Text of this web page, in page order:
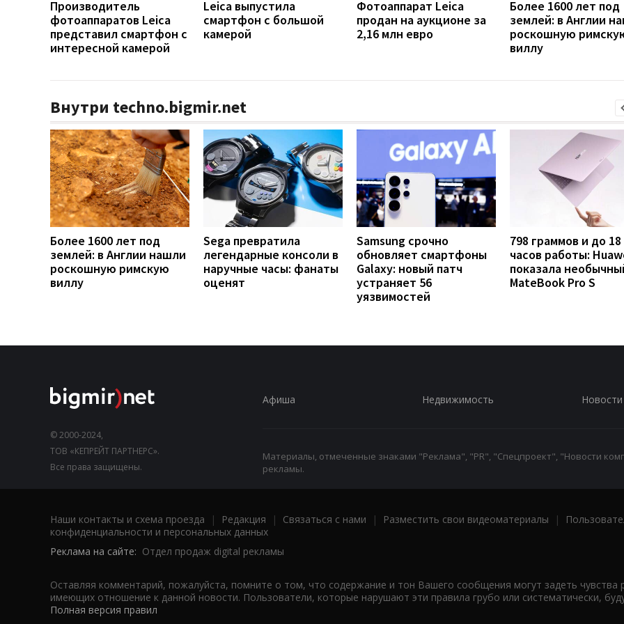
Производитель
фотоаппаратов Leica
представил смартфон с
интересной камерой
Leica выпустила
смартфон с большой
камерой
Фотоаппарат Leica
продан на аукционе за
2,16 млн евро
Более 1600 лет под
землей: в Англии
роскошную
виллу
Внутри techno.bigmir.net
Более 1600 лет под
землей: в Англии нашли
роскошную римскую
виллу
Sega превратила
легендарные консоли в
наручные часы: фанаты
оценят
Samsung срочно
обновляет смартфоны
Galaxy: новый патч
устраняет 56
уязвимостей
798 граммов и до 18
часов работы:
показала
MateBook Pro S
© 2000-2024,
ТОВ «КЕПРЕЙТ ПАРТНЕРС».
Все права защищены.
Афиша Недвижимость Новости
Материалы, отмеченные знаками "Реклама", "PR", "Спецпроект", "Новости
рекламы.
Наши контакты и схема проезда | Редакция | Связаться с нами | Разместить свои видеоматериалы |
конфиденциальности и персональных данных
Реклама на сайте: Отдел продаж digital рекламы
Оставляя комментарий, пожалуйста, помните о том, что содержание и тон Вашего сообщения могут задеть чувства
имеющих отношение к данной новости. Пользователи, которые нарушают эти правила грубо или систематически,
Полная версия правил